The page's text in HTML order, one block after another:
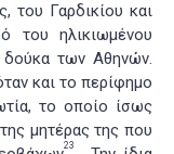
του Γαρδικίου και
του ηλικιωμένου
δούκα των Αθηνών.
και το περίφημο
το οποίο ίσως
μητέρας της που
23